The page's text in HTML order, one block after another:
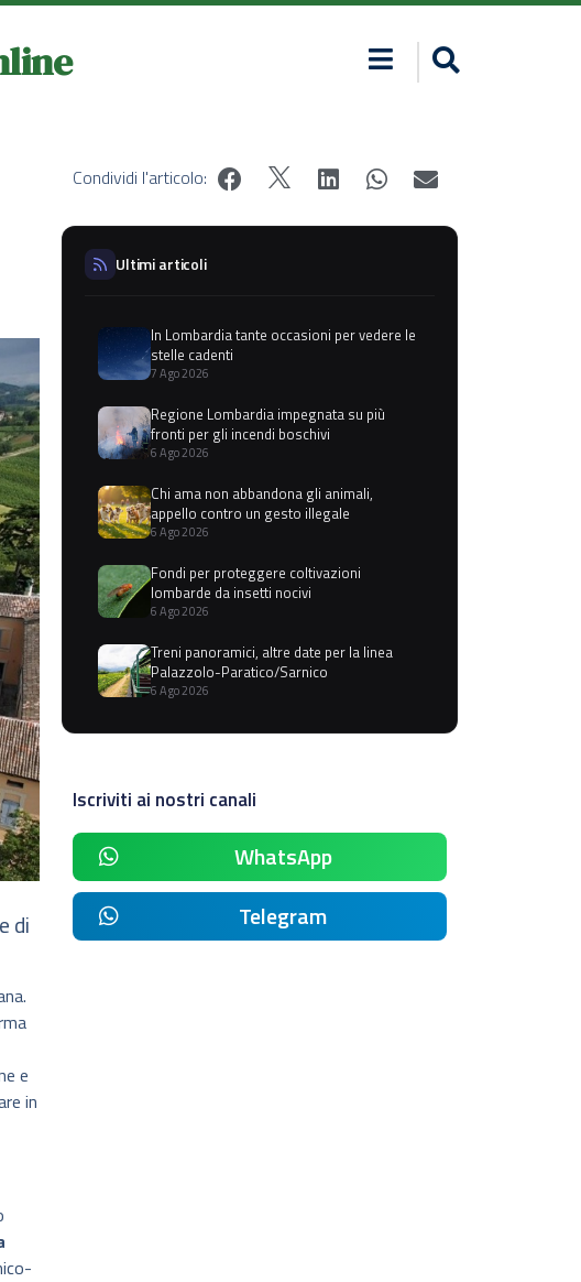
di
e
in
Condividi l'articolo:
Ultimi articoli
In Lombardia tante occasioni per vedere le
stelle cadenti
7 Ago 2026
Regione Lombardia impegnata su più
fronti per gli incendi boschivi
6 Ago 2026
Chi ama non abbandona gli animali,
appello contro un gesto illegale
6 Ago 2026
Fondi per proteggere coltivazioni
lombarde da insetti nocivi
6 Ago 2026
Treni panoramici, altre date per la linea
Palazzolo-Paratico/Sarnico
6 Ago 2026
Iscriviti ai nostri canali
WhatsApp
Telegram